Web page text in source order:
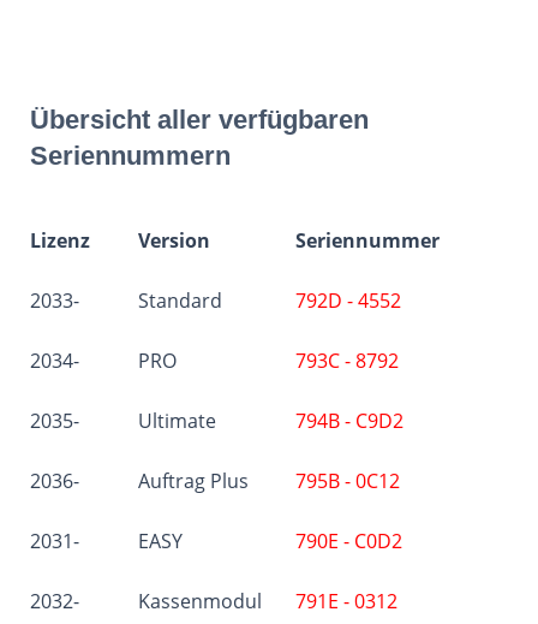
Übersicht aller verfügbaren
Seriennummern
Lizenz Version Seriennummer
2033- Standard 792D - 4552
2034- PRO 793C - 8792
2035- Ultimate 794B - C9D2
2036- Auftrag Plus 795B - 0C12
2031- EASY 790E - C0D2
2032- Kassenmodul 791E - 0312